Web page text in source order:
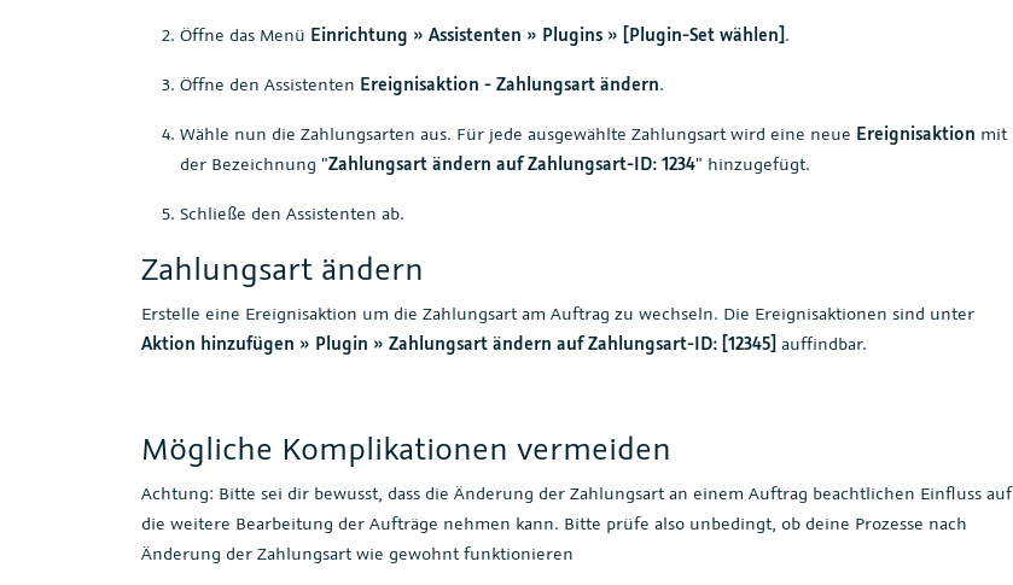
Öffne das Menü Einrichtung » Assistenten » Plugins » [Plugin-Set wählen].
Öffne den Assistenten Ereignisaktion - Zahlungsart ändern.
Wähle nun die Zahlungsarten aus. Für jede ausgewählte Zahlungsart wird eine neue Ereignisaktion mit
der Bezeichnung "Zahlungsart ändern auf Zahlungsart-ID: 1234" hinzugefügt.
Schließe den Assistenten ab.
Zahlungsart ändern
Erstelle eine Ereignisaktion um die Zahlungsart am Auftrag zu wechseln. Die Ereignisaktionen sind unter
Aktion hinzufügen » Plugin » Zahlungsart ändern auf Zahlungsart-ID: [12345] auffindbar.
Mögliche Komplikationen vermeiden
Achtung: Bitte sei dir bewusst, dass die Änderung der Zahlungsart an einem Auftrag beachtlichen Einfluss auf
die weitere Bearbeitung der Aufträge nehmen kann. Bitte prüfe also unbedingt, ob deine Prozesse nach
Änderung der Zahlungsart wie gewohnt funktionieren